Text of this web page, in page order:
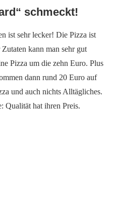
schmeckt!
ist sehr lecker! Die Pizza ist
kann man sehr gut
Pizza um die zehn Euro. Plus
dann rund 20 Euro auf
und auch nichts Alltägliches.
Qualität hat ihren Preis.